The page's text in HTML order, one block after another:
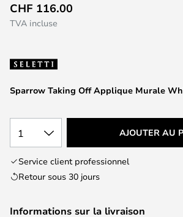
to
the
of
the
images
Sparrow Taking Off Applique Murale
CHF 116.00
TVA incluse
1 AJOUTER AU
Service client professionnel
Retour sous 30 jours
Informations sur la livraison